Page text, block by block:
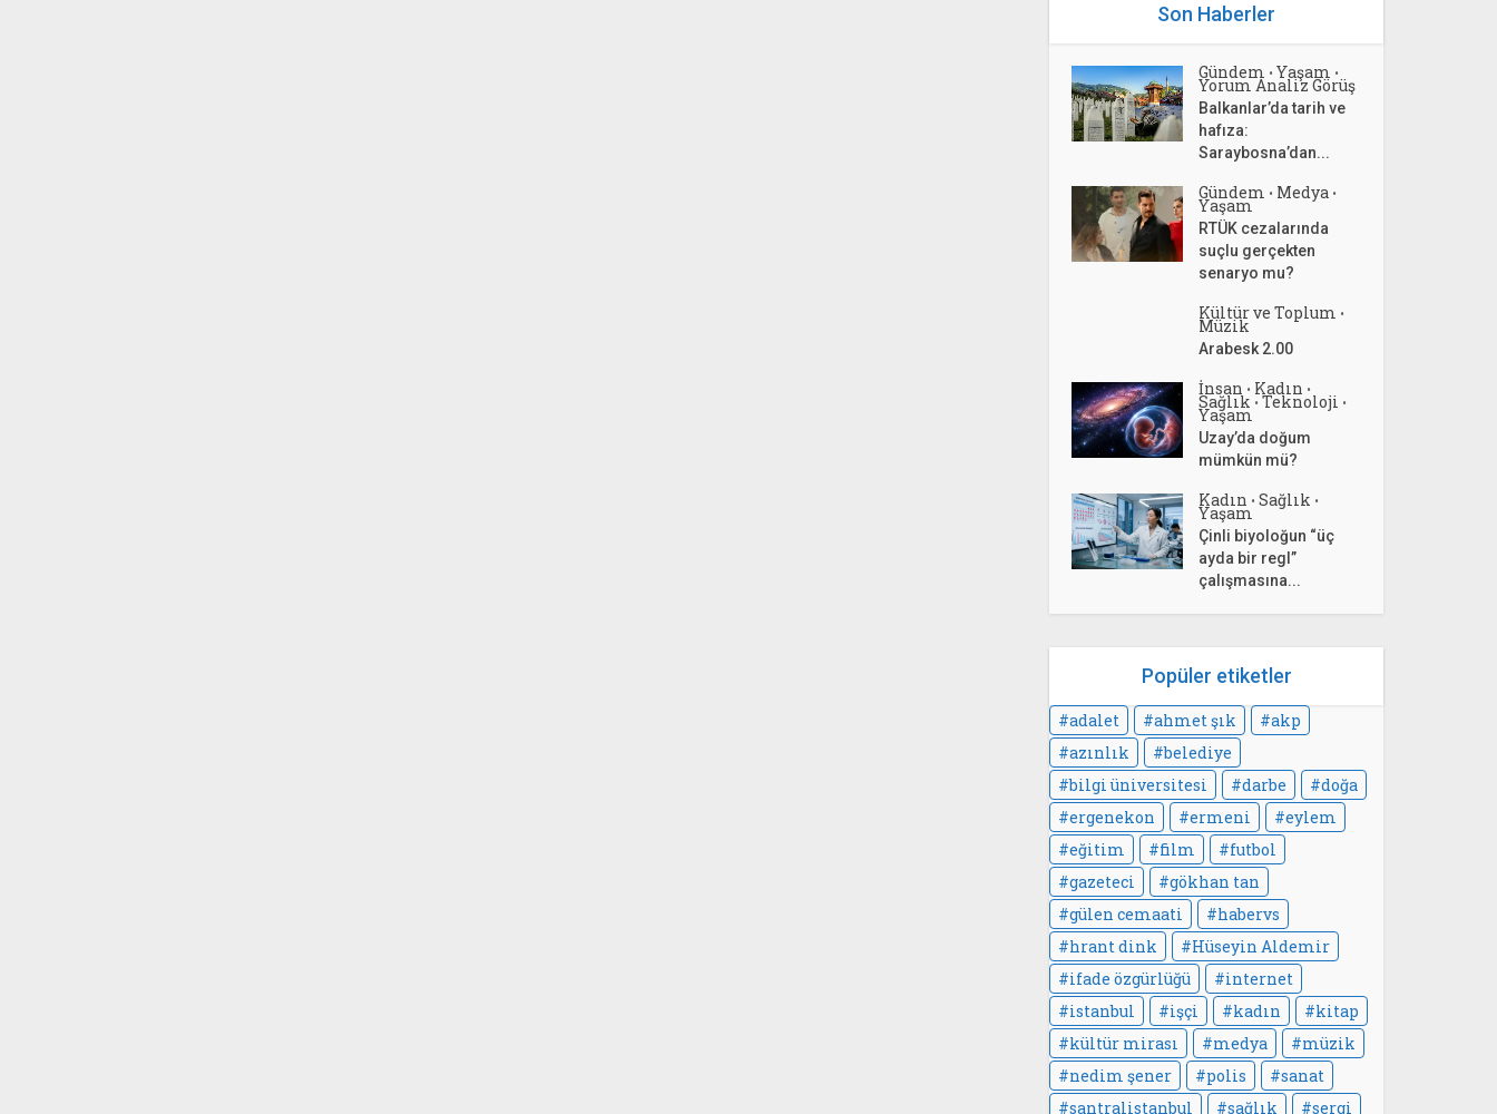
Son Haberler
Gündem • Yaşam •
Yorum Analiz Görüş
Balkanlar’da tarih ve
hafıza:
Saraybosna’dan...
Gündem • Medya •
Yaşam
RTÜK cezalarında
suçlu gerçekten
senaryo mu?
Kültür ve Toplum •
Müzik
Arabesk 2.00
İnsan • Kadın •
Sağlık • Teknoloji •
Yaşam
Uzay’da doğum
mümkün mü?
Kadın • Sağlık •
Yaşam
Çinli biyoloğun “üç
ayda bir regl”
çalışmasına...
Popüler etiketler
adalet ahmet şık
akp
azınlık
belediye
bilgi üniversitesi
darbe
doğa
ergenekon
ermeni
eylem
eğitim
film
futbol
gazeteci
gökhan tan
gülen cemaati
habervs
hrant dink
Hüseyin Aldemir
ifade özgürlüğü
internet
istanbul
işçi kadın
kitap
kültür mirası
medya
müzik
nedim şener
polis
sanat
santralistanbul
sağlık sergi